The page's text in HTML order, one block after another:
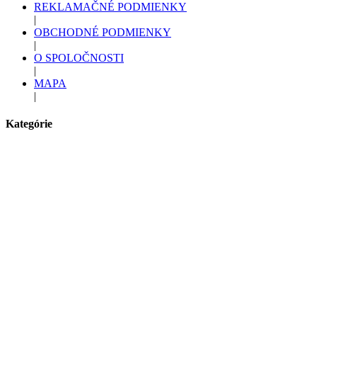
REKLAMAČNÉ PODMIENKY
|
OBCHODNÉ PODMIENKY
|
O SPOLOČNOSTI
|
MAPA
|
Kategórie